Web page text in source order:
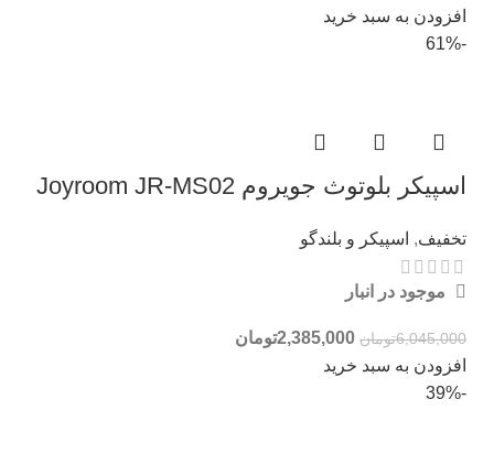
افزودن به سبد خرید
-61%
اسپیکر بلوتوث جویروم Joyroom JR-MS02
تخفیف, اسپیکر و بلندگو
موجود در انبار
6,045,000تومان 2,385,000تومان
افزودن به سبد خرید
-39%